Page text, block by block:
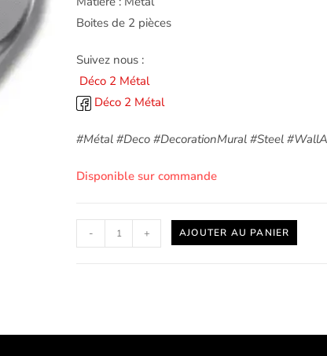
Boites de 2 pièces
Suivez nous :
Déco 2 Métal
Déco 2 Métal
#Métal #Deco #DecorationMural #Steel
Disponible sur commande
- + AJOUTER AU PANIER